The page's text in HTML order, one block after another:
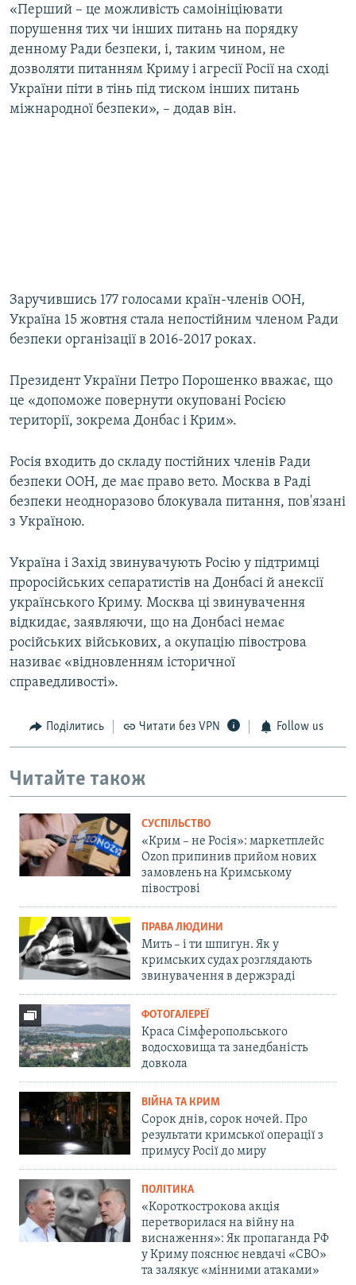
«Перший – це можливість самоініціювати
порушення тих чи інших питань на порядку
денному Ради безпеки, і, таким чином, не
дозволяти питанням Криму і агресії Росії на сході
України піти в тінь під тиском інших питань
міжнародної безпеки», – додав він.
Заручившись 177 голосами країн-членів ООН,
Україна 15 жовтня стала непостійним членом Ради
безпеки організації в 2016-2017 роках.
Президент України Петро Порошенко вважає, що
це «допоможе повернути окуповані Росією
території, зокрема Донбас і Крим».
Росія входить до складу постійних членів Ради
безпеки ООН, де має право вето. Москва в Раді
безпеки неодноразово блокувала питання, пов'язані
з Україною.
Україна і Захід звинувачують Росію у підтримці
проросійських сепаратистів на Донбасі й анексії
українського Криму. Москва ці звинувачення
відкидає, заявляючи, що на Донбасі немає
російських військових, а окупацію півострова
називає «відновленням історичної
справедливості».
Поділитись Читати без VPN Follow us
Читайте також
СУСПІЛЬСТВО
«Крим – не Росія»: маркетплейс
Ozon припинив прийом нових
замовлень на Кримському
півострові
ПРАВА ЛЮДИНИ
Мить – і ти шпигун. Як у
кримських судах розглядають
звинувачення в держзраді
ФОТОГАЛЕРЕЇ
Краса Сімферопольського
водосховища та занедбаність
довкола
ВІЙНА ТА КРИМ
Сорок днів, сорок ночей. Про
результати кримської операції з
примусу Росії до миру
ПОЛІТИКА
«Короткострокова акція
перетворилася на війну на
виснаження»: Як пропаганда РФ
у Криму пояснює невдачі «СВО»
та залякує «мінними атаками»